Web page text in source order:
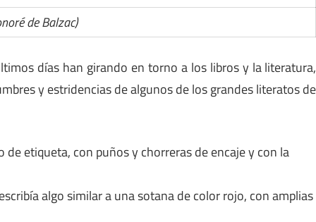
de Balzac)
días han girando en torno a los libros y la literatura,
y estridencias de algunos de los grandes literatos de
etiqueta, con puños y chorreras de encaje y con la
algo similar a una sotana de color rojo, con amplias